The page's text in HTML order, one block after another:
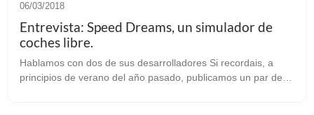
06/03/2018
Entrevista: Speed Dreams, un simulador de
coches libre.
Hablamos con dos de sus desarrolladores Si recordais, a
principios de verano del año pasado, publicamos un par de